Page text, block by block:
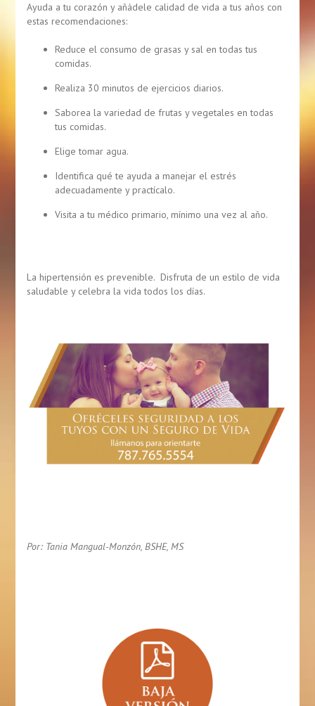
Ayuda a tu corazón y añádele calidad de vida a tus años con
estas recomendaciones:
Reduce el consumo de grasas y sal en todas tus
comidas.
Realiza 30 minutos de ejercicios diarios.
Saborea la variedad de frutas y vegetales en todas
tus comidas.
Elige tomar agua.
Identifica qué te ayuda a manejar el estrés
adecuadamente y practícalo.
Visita a tu médico primario, mínimo una vez al año.
La hipertensión es prevenible. Disfruta de un estilo de vida
saludable y celebra la vida todos los días.
Por: Tania Mangual-Monzón, BSHE, MS